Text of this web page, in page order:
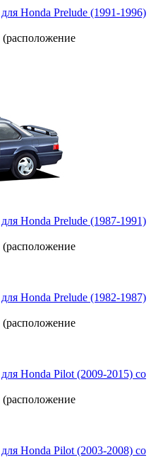
Honda Prelude (1991-1996)
(расположение
Honda Prelude (1987-1991)
(расположение
Honda Prelude (1982-1987)
(расположение
Honda Pilot (2009-2015) со
(расположение
Honda Pilot (2003-2008) со